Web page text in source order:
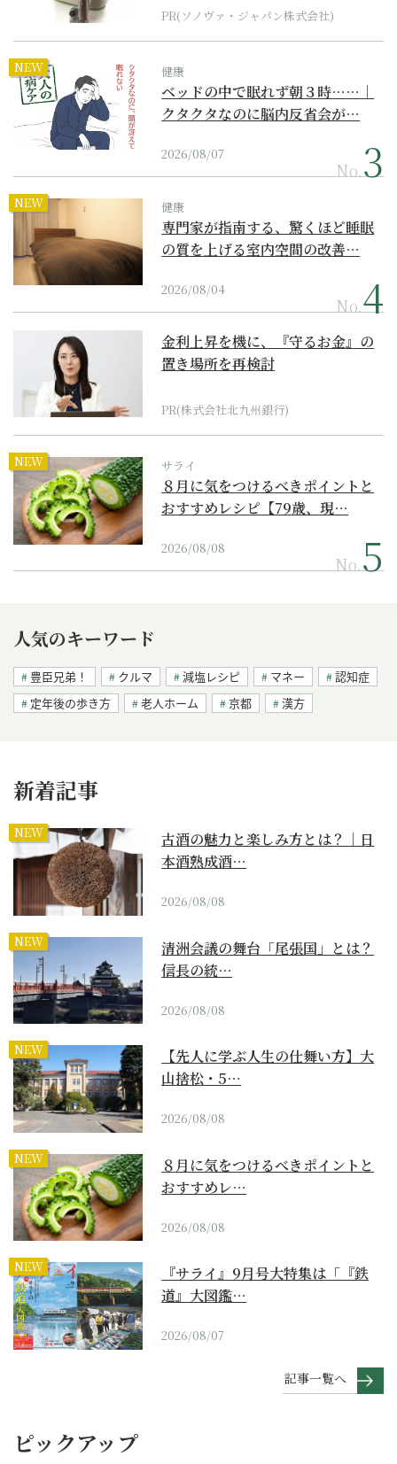
PR(ソノヴァ・ジャパン株式会社)
NEW 健康
ベッドの中で眠れず朝３時……｜
クタクタなのに脳内反省会が…
2026/08/07
No.
NEW 健康
専門家が指南する、驚くほど睡眠
の質を上げる室内空間の改善…
2026/08/04
No.
金利上昇を機に、『守るお金』の
置き場所を再検討
PR(株式会社北九州銀行)
NEW サライ
８月に気をつけるべきポイントと
おすすめレシピ【79歳、現…
2026/08/08
No.
人気のキーワード
豊臣兄弟！ クルマ 減塩レシピ マネー
認知症
定年後の歩き方
老人ホーム 京都 漢方
新着記事
NEW
古酒の魅力と楽しみ方とは？｜日
本酒熟成酒…
2026/08/08
NEW
清洲会議の舞台「尾張国」とは？
信長の統…
2026/08/08
NEW
【先人に学ぶ人生の仕舞い方】大
山捨松・5…
2026/08/08
NEW
８月に気をつけるべきポイントと
おすすめレ…
2026/08/08
NEW
『サライ』9月号大特集は「『鉄
道』大図鑑…
2026/08/07
記事一覧へ
ピックアップ